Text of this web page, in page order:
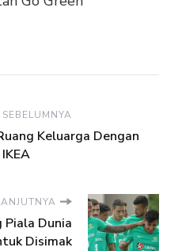
Keluarga Dengan
Dunia
Disimak